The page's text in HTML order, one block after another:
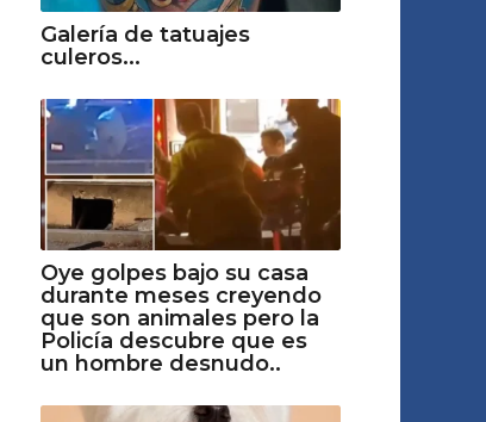
Galería de tatuajes
culeros...
Oye golpes bajo su casa
durante meses creyendo
que son animales pero la
Policía descubre que es
un hombre desnudo..